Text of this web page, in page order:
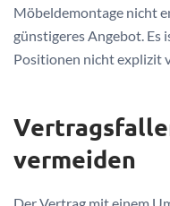
Möbeldemontage nicht
günstigeres Angebot. Es
Positionen nicht explizit
vermeiden